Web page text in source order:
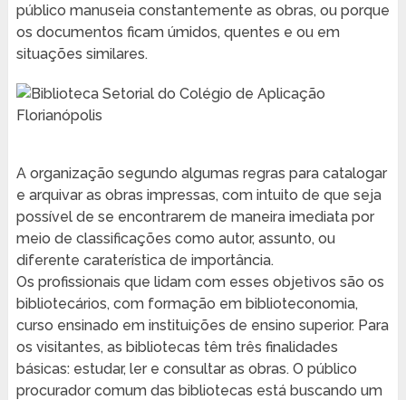
público manuseia constantemente as obras, ou porque
os documentos ficam úmidos, quentes e ou em
situações similares.
A organização segundo algumas regras para catalogar
e arquivar as obras impressas, com intuito de que seja
possível de se encontrarem de maneira imediata por
meio de classificações como autor, assunto, ou
diferente caraterística de importância.
Os profissionais que lidam com esses objetivos são os
bibliotecários, com formação em biblioteconomia,
curso ensinado em instituições de ensino superior. Para
os visitantes, as bibliotecas têm três finalidades
básicas: estudar, ler e consultar as obras. O público
procurador comum das bibliotecas está buscando um